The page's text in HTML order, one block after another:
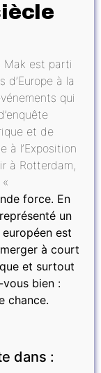
Mak est parti
d’Europe à la
qui
et de
à l’Exposition
à Rotterdam,
force. En
un
est
à court
et surtout
bien :
chance.
dans :